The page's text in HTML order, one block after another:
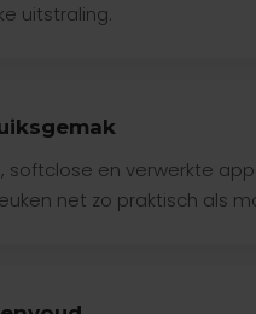
uitstraling.
softclose en verwerkte
net zo praktisch als